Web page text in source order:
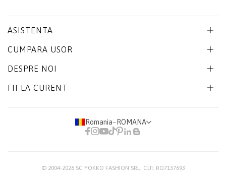
ASISTENTA
CUMPARA USOR
DESPRE NOI
FII LA CURENT
Romania− ROMANA
© 2004-2026 SC YOKKO FASHION SRL, CUI: RO7137693